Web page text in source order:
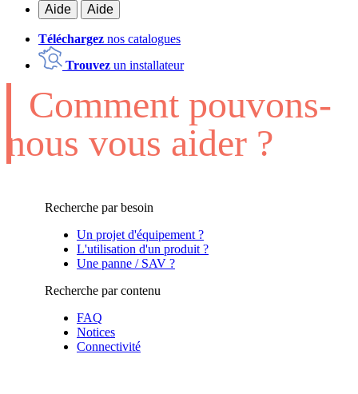
Aide
Aide
Téléchargez nos catalogues
Trouvez un installateur
Comment pouvons-
nous vous aider ?
Recherche par besoin
Un projet d'équipement ?
L'utilisation d'un produit ?
Une panne / SAV ?
Recherche par contenu
FAQ
Notices
Connectivité